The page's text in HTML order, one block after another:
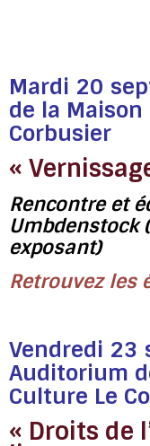
Mardi 20
de la
Corbusier
«
Rencontre et
Umbdenstock
exposant)
Retrouvez les
Vendredi 23
Auditorium
Culture Le
« Droits de